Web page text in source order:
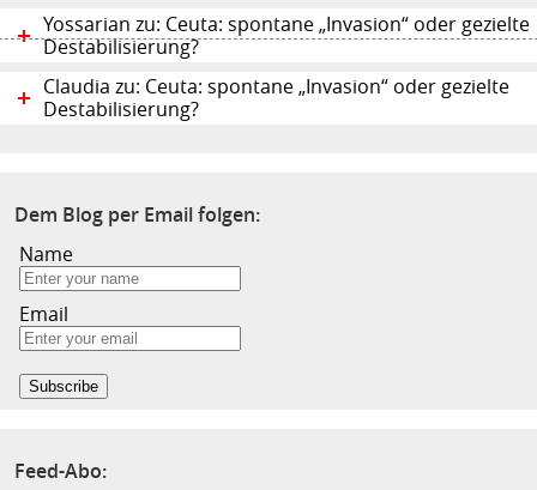
Yossarian zu: Ceuta: spontane „Invasion“ oder gezielte
Destabilisierung?
Claudia zu: Ceuta: spontane „Invasion“ oder gezielte
Destabilisierung?
Dem Blog per Email folgen:
Name
Email
Feed-Abo: